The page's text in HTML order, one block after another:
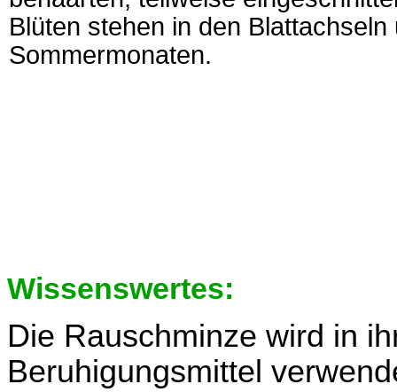
Blüten stehen in den
Sommermonaten.
Wissenswertes:
Die Rauschminze wird in
Beruhigungsmittel